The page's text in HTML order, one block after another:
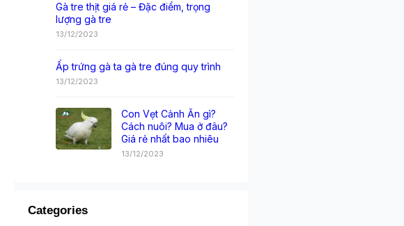
Gà tre thịt giá rẻ – Đặc điểm, trọng
lượng gà tre
13/12/2023
Ấp trứng gà ta gà tre đúng quy trình
13/12/2023
Con Vẹt Cảnh Ăn gì?
Cách nuôi? Mua ở đâu?
Giá rẻ nhất bao nhiêu
13/12/2023
Categories